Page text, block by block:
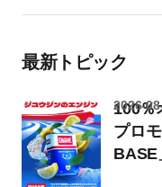
最新トピック
100％
プロ
BASE
2026-